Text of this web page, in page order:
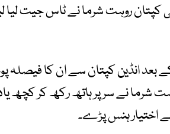
کپتان روہت شرما نے ٹاس جیت
بعد انڈین کپتان سے ان کا فیصلہ
شرما نے سر پر ہاتھ رکھ کر کچھ
اختیار ہنس پڑے۔